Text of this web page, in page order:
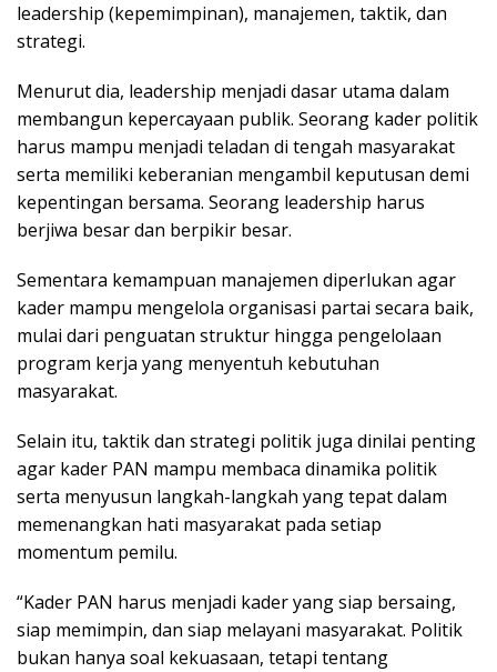
leadership (kepemimpinan), manajemen, taktik, dan
strategi.
Menurut dia, leadership menjadi dasar utama dalam
membangun kepercayaan publik. Seorang kader politik
harus mampu menjadi teladan di tengah masyarakat
serta memiliki keberanian mengambil keputusan demi
kepentingan bersama. Seorang leadership harus
berjiwa besar dan berpikir besar.
Sementara kemampuan manajemen diperlukan agar
kader mampu mengelola organisasi partai secara baik,
mulai dari penguatan struktur hingga pengelolaan
program kerja yang menyentuh kebutuhan
masyarakat.
Selain itu, taktik dan strategi politik juga dinilai penting
agar kader PAN mampu membaca dinamika politik
serta menyusun langkah-langkah yang tepat dalam
memenangkan hati masyarakat pada setiap
momentum pemilu.
“Kader PAN harus menjadi kader yang siap bersaing,
siap memimpin, dan siap melayani masyarakat. Politik
bukan hanya soal kekuasaan, tetapi tentang